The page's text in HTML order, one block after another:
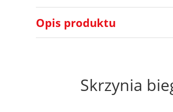
Opis produktu
Skrzynia